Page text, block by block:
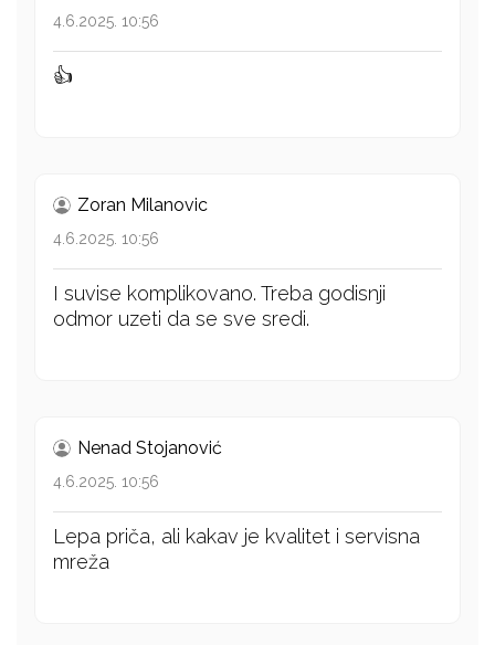
4.6.2025. 10:56
👍
Zoran Milanovic
4.6.2025. 10:56
I suvise komplikovano. Treba godisnji
odmor uzeti da se sve sredi.
Nenad Stojanović
4.6.2025. 10:56
Lepa priča, ali kakav je kvalitet i servisna
mreža